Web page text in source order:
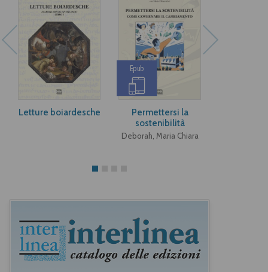
Letture boiardesche
Epub
Permettersi la
sostenibilità
Deborah, Maria Chiara